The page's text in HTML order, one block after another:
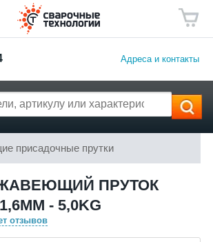
Адреса и контакты
присадочные прутки
ПРУТОК
- 5,0KG
отзывов